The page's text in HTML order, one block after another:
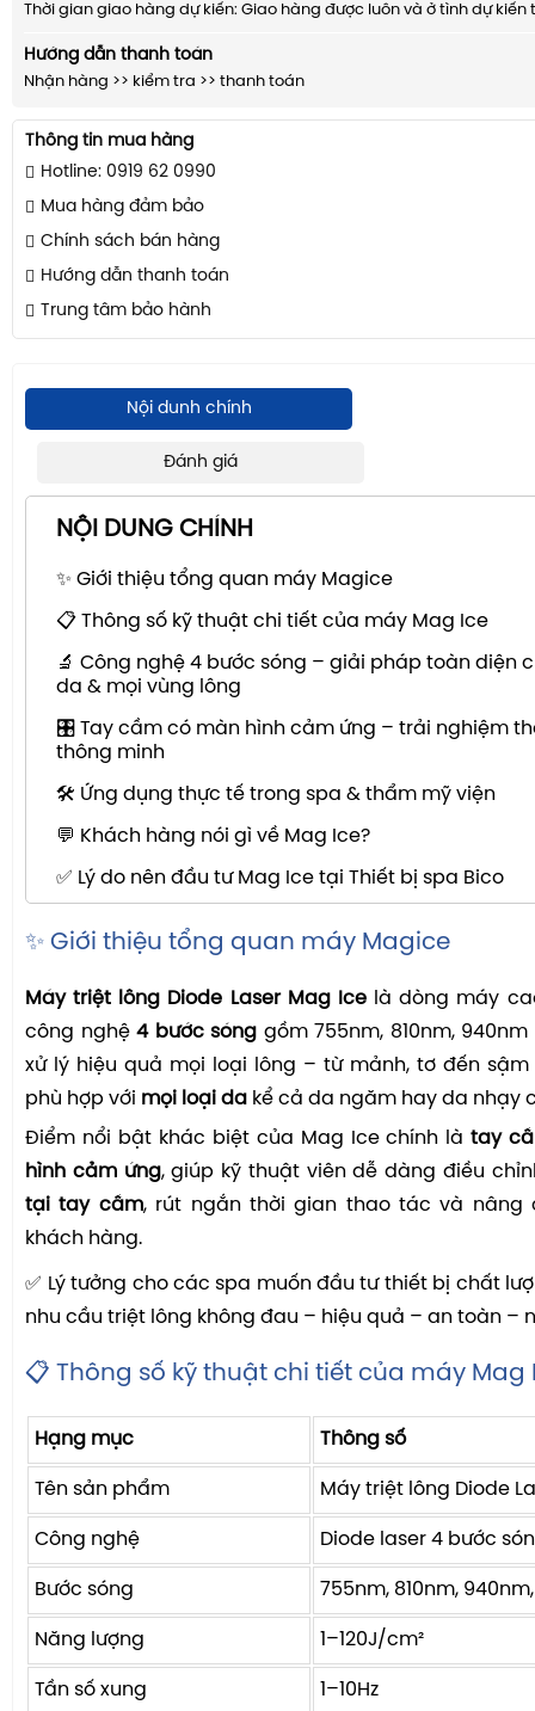
Thời gian giao hàng dự kiến: Giao hàng được luôn và ở tình dự kiến
Hướng dẫn thanh toán
Nhận hàng >> kiểm tra >> thanh toán
Thông tin mua hàng
Hotline: 0919 62 0990
Mua hàng đảm bảo
Chính sách bán hàng
Hướng dẫn thanh toán
Trung tâm bảo hành
Nội dunh chính
Đánh giá
NỘI DUNG CHÍNH
✨ Giới thiệu tổng quan máy Magice
📋 Thông số kỹ thuật chi tiết của máy Mag Ice
🔬 Công nghệ 4 bước sóng – giải pháp toàn diện
da & mọi vùng lông
🎛️ Tay cầm có màn hình cảm ứng – trải nghiệm
thông minh
🛠️ Ứng dụng thực tế trong spa & thẩm mỹ viện
💬 Khách hàng nói gì về Mag Ice?
✅ Lý do nên đầu tư Mag Ice tại Thiết bị spa Bico
✨ Giới thiệu tổng quan máy Magice
Máy triệt lông Diode Laser Mag Icelà dòng máy
công nghệ4 bước sóng gồm 755nm, 810nm,
xử lý hiệu quả mọi loại lông – từ mảnh, tơ đến
phù hợp với mọi loại da kể cả da ngăm hay da nhạy
Điểm nổi bật khác biệt của Mag Ice chính làtay
hình cảm ứng, giúp kỹ thuật viên dễ dàng điều
tại tay cầm, rút ngắn thời gian thao tác và nâng
khách hàng.
✅ Lý tưởng cho các spa muốn đầu tư thiết bị chất
nhu cầu triệt lông không đau – hiệu quả – an toàn –
📋 Thông số kỹ thuật chi tiết của máy Mag
Hạng mục Thông số
Tên sản phẩm Máy triệt lông Diode
Công nghệ Diode laser 4 bước
Bước sóng 755nm, 810nm,
Năng lượng 1–120J/cm²
Tần số xung 1–10Hz